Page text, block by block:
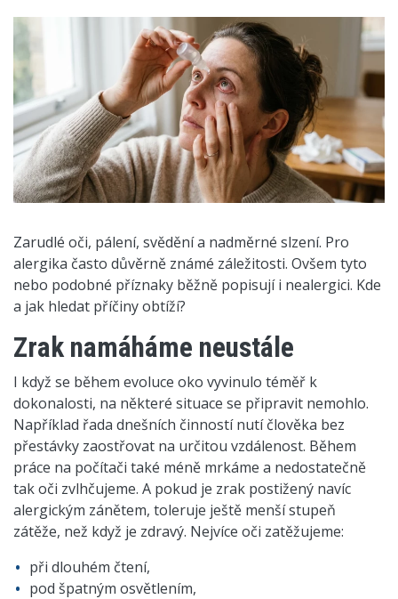
Zarudlé oči, pálení, svědění a nadměrné slzení. Pro
alergika často důvěrně známé záležitosti. Ovšem tyto
nebo podobné příznaky běžně popisují i nealergici. Kde
a jak hledat příčiny obtíží?
Zrak namáháme neustále
I když se během evoluce oko vyvinulo téměř k
dokonalosti, na některé situace se připravit nemohlo.
Například řada dnešních činností nutí člověka bez
přestávky zaostřovat na určitou vzdálenost. Během
práce na počítači také méně mrkáme a nedostatečně
tak oči zvlhčujeme. A pokud je zrak postižený navíc
alergickým zánětem, toleruje ještě menší stupeň
zátěže, než když je zdravý. Nejvíce oči zatěžujeme:
při dlouhém čtení,
pod špatným osvětlením,